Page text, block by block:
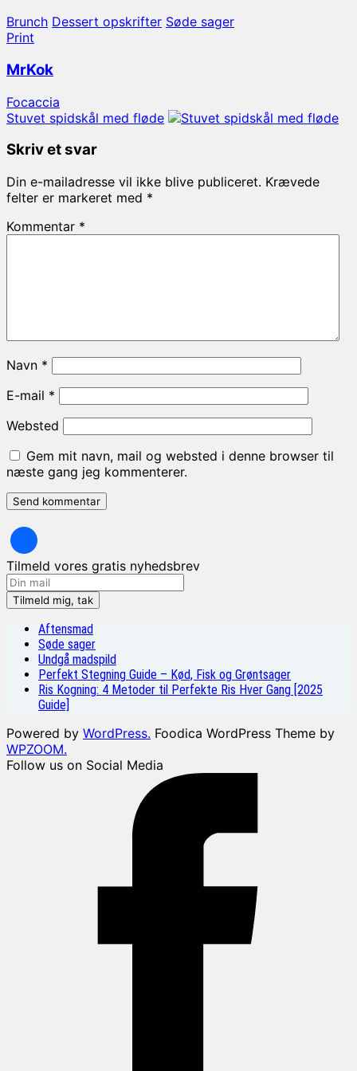
Brunch Dessert opskrifter Søde sager
Print
MrKok
Focaccia
Stuvet spidskål med fløde
Skriv et svar
Din e-mailadresse vil ikke blive publiceret. Krævede
felter er markeret med *
Kommentar *
Navn *
E-mail *
Websted
Gem mit navn, mail og websted i denne browser til
næste gang jeg kommenterer.
Tilmeld vores gratis nyhedsbrev
Aftensmad
Søde sager
Undgå madspild
Perfekt Stegning Guide – Kød, Fisk og Grøntsager
Ris Kogning: 4 Metoder til Perfekte Ris Hver Gang [2025
Guide]
Powered by WordPress. Foodica WordPress Theme by
WPZOOM.
Follow us on Social Media